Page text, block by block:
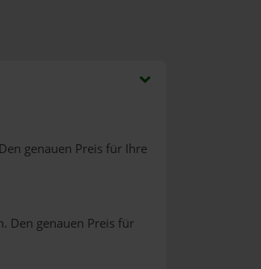
genauen Preis für Ihre
Den genauen Preis für